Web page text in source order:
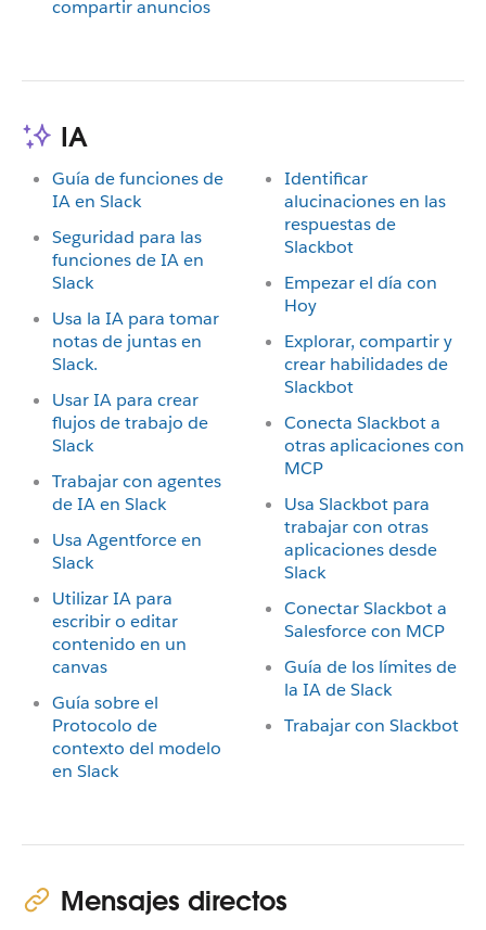
compartir anuncios
IA
Guía de funciones de
IA en Slack
Seguridad para las
funciones de IA en
Slack
Usa la IA para tomar
notas de juntas en
Slack.
Usar IA para crear
flujos de trabajo de
Slack
Trabajar con agentes
de IA en Slack
Usa Agentforce en
Slack
Utilizar IA para
escribir o editar
contenido en un
canvas
Guía sobre el
Protocolo de
contexto del modelo
en Slack
Identificar
alucinaciones en las
respuestas de
Slackbot
Empezar el día con
Hoy
Explorar, compartir y
crear habilidades de
Slackbot
Conecta Slackbot a
otras aplicaciones con
MCP
Usa Slackbot para
trabajar con otras
aplicaciones desde
Slack
Conectar Slackbot a
Salesforce con MCP
Guía de los límites de
la IA de Slack
Trabajar con Slackbot
Mensajes directos